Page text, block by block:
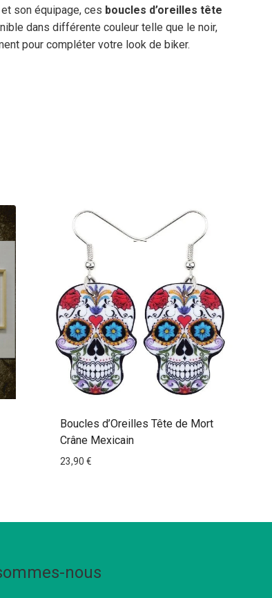
son équipage, ces boucles d’oreilles tête
dans différente couleur telle que le noir,
pour compléter votre look de biker.
Boucles d’Oreilles Tête de Mort
Crâne Mexicain
23,90 €
nous